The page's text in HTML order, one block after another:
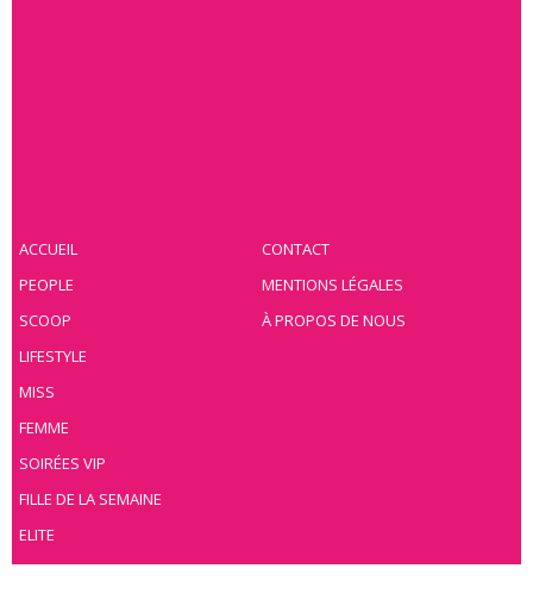
ACCUEIL
PEOPLE
SCOOP
LIFESTYLE
MISS
FEMME
SOIRÉES VIP
FILLE DE LA SEMAINE
ELITE
CONTACT
MENTIONS LÉGALES
À PROPOS DE NOUS